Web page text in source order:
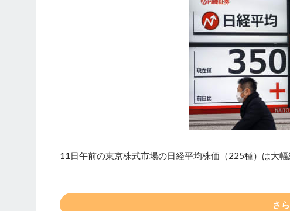
11日午前の東京株式市場の日経平均株価（225種）は大
さ